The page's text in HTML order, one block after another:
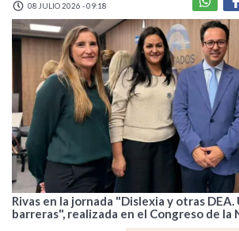
08 JULIO 2026 - 09:18
Rivas en la jornada "Dislexia y otras
barreras", realizada en el Congreso de la